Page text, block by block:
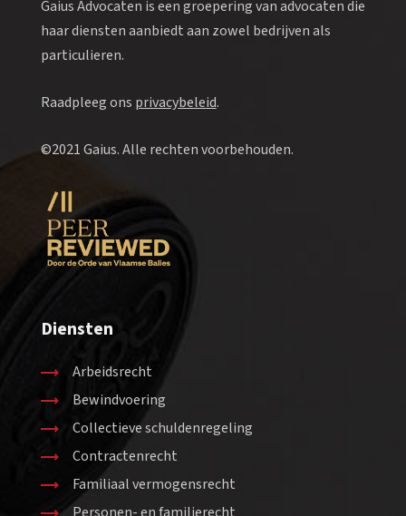
Gaius Advocaten is een groepering van advocaten die
haar diensten aanbiedt aan zowel bedrijven als
particulieren.
Raadpleeg ons privacybeleid.
©2021 Gaius. Alle rechten voorbehouden.
Diensten
Arbeidsrecht
Bewindvoering
Collectieve schuldenregeling
Contractenrecht
Familiaal vermogensrecht